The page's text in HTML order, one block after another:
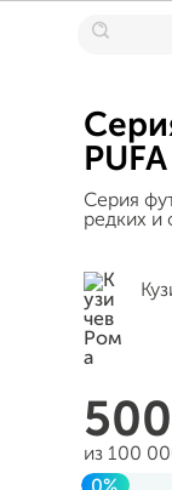
PUFA
Серия
редких и
500
из 100